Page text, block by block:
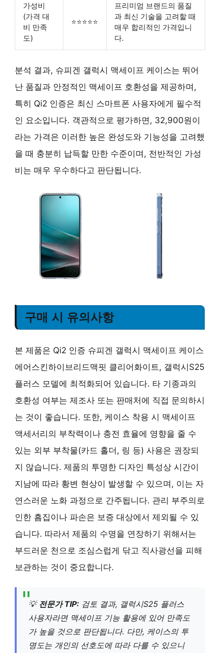
가성비
(가격 대
비 만족
도)
⭐⭐⭐⭐⭐
프리미엄 브랜드의 품질
과 최신 기술을 고려할 때
매우 합리적인 가격입니
다.
분석 결과, 슈피겐 갤럭시 맥세이프 케이스는 뛰어
난 품질과 안정적인 맥세이프 호환성을 제공하며,
특히 Qi2 인증은 최신 스마트폰 사용자에게 필수적
인 요소입니다. 객관적으로 평가하면, 32,900원이
라는 가격은 이러한 높은 완성도와 기능성을 고려했
을 때 충분히 납득할 만한 수준이며, 전반적인 가성
비는 매우 우수하다고 판단됩니다.
구매 시 유의사항
본 제품은 Qi2 인증 슈피겐 갤럭시 맥세이프 케이스
에어스킨하이브리드맥핏 클리어화이트, 갤럭시S25
플러스 모델에 최적화되어 있습니다. 타 기종과의
호환성 여부는 제조사 또는 판매처에 직접 문의하시
는 것이 좋습니다. 또한, 케이스 착용 시 맥세이프
액세서리의 부착력이나 충전 효율에 영향을 줄 수
있는 외부 부착물(카드 홀더, 링 등) 사용은 권장되
지 않습니다. 제품의 투명한 디자인 특성상 시간이
지남에 따라 황변 현상이 발생할 수 있으며, 이는 자
연스러운 노화 과정으로 간주됩니다. 관리 부주의로
인한 흠집이나 파손은 보증 대상에서 제외될 수 있
습니다. 따라서 제품의 수명을 연장하기 위해서는
부드러운 천으로 조심스럽게 닦고 직사광선을 피해
보관하는 것이 중요합니다.
💡 전문가 TIP: 검토 결과, 갤럭시S25 플러스
사용자라면 맥세이프 기능 활용에 있어 만족도
가 높을 것으로 판단됩니다. 다만, 케이스의 투
명도는 개인의 선호도에 따라 다를 수 있으니